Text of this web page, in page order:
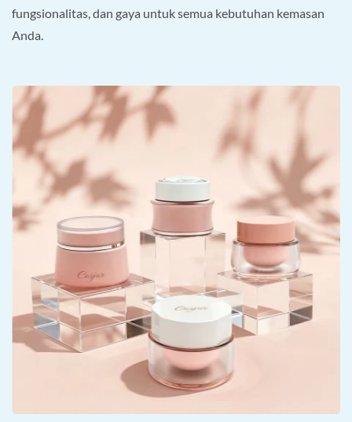
fungsionalitas, dan gaya untuk semua kebutuhan kemasan
Anda.